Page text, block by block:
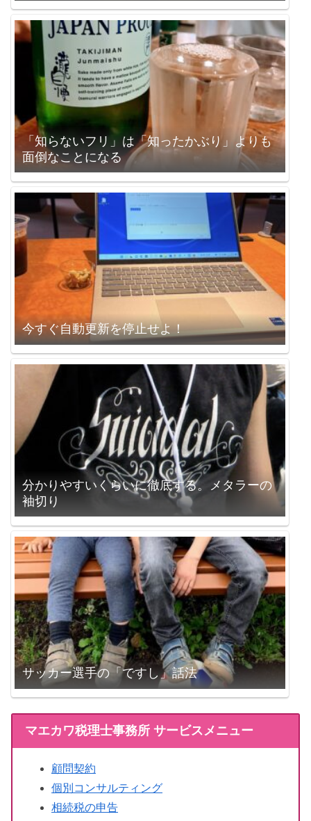
「知らないフリ」は「知ったかぶり」よりも
面倒なことになる
今すぐ自動更新を停止せよ！
分かりやすいくらいに徹底する。メタラーの
袖切り
サッカー選手の「ですし」話法
マエカワ税理士事務所 サービスメニュー
顧問契約
個別コンサルティング
相続税の申告